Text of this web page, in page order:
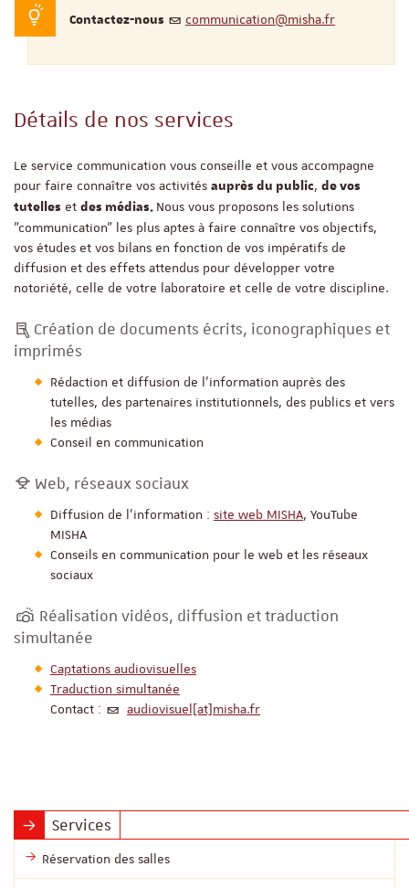
Contactez-nous communication@misha.fr
Détails de nos services
Le service communication vous conseille et vous accompagne
pour faire connaître vos activités auprès du public, de vos
tutelles et des médias. Nous vous proposons les solutions
"communication" les plus aptes à faire connaître vos objectifs,
vos études et vos bilans en fonction de vos impératifs de
diffusion et des effets attendus pour développer votre
notoriété, celle de votre laboratoire et celle de votre discipline.
Création de documents écrits, iconographiques et
imprimés
Rédaction et diffusion de l'information auprès des
tutelles, des partenaires institutionnels, des publics et vers
les médias
Conseil en communication
Web, réseaux sociaux
Diffusion de l'information : site web MISHA, YouTube
MISHA
Conseils en communication pour le web et les réseaux
sociaux
Réalisation vidéos, diffusion et traduction
simultanée
Captations audiovisuelles
Traduction simultanée
Contact :
audiovisuel[at]misha.fr
Services
Réservation des salles